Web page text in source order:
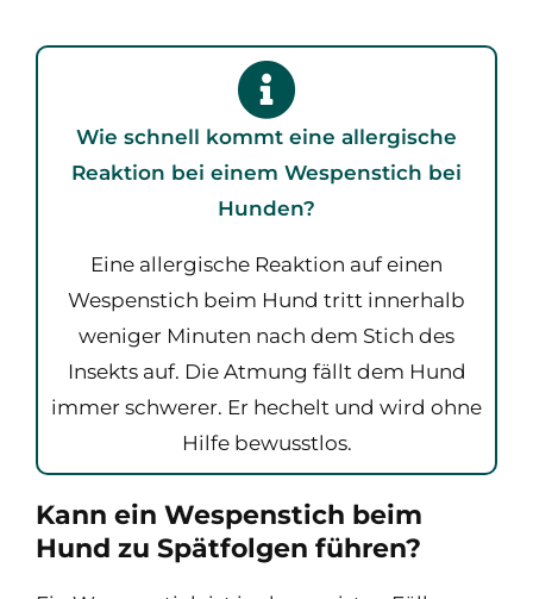
Wie schnell kommt eine allergische
Reaktion bei einem Wespenstich bei
Hunden?
Eine allergische Reaktion auf einen
Wespenstich beim Hund tritt innerhalb
weniger Minuten nach dem Stich des
Insekts auf. Die Atmung fällt dem Hund
immer schwerer. Er hechelt und wird ohne
Hilfe bewusstlos.
Kann ein Wespenstich beim
Hund zu Spätfolgen führen?